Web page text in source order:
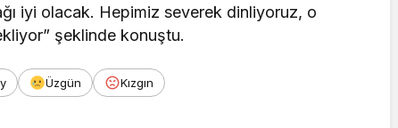
iyi olacak. Hepimiz severek dinliyoruz, o
şeklinde konuştu.
Üzgün Kızgın